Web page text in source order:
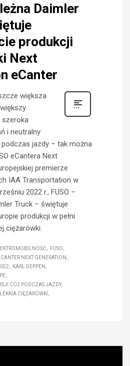
Daimler
produkcji
Next
eCanter
większa
szeroka
i neutralny
podczas jazdy – tak można
eCantera Next
premierze
IAA Transportation w
2022 r., FUSO –
Truck – świętuje
produkcji w pełni
ciężarówki.
FUSO
NEXT GENERATION
KARL DEPPEN
CO2 PODCZAS JAZDY
CIĘŻARÓWKI